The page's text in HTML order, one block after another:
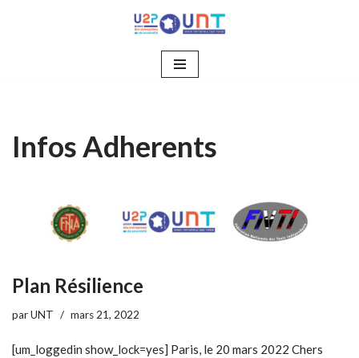
Infos Adherents
Plan Résilience
parUNT mars 21, 2022
[um_loggedin show_lock=yes] Paris, le 20 mars 2022 Chers